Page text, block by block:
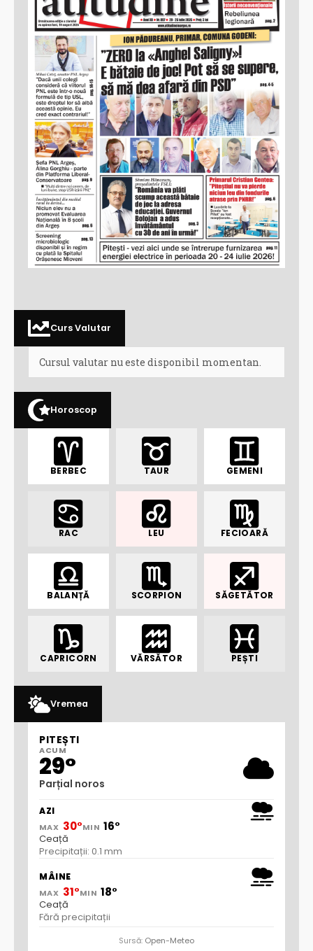
Curs Valutar
Cursul valutar nu este disponibil momentan.
Horoscop
BERBEC TAUR GEMENI
RAC LEU FECIOARĂ
BALANȚĂ SCORPION SĂGETĂTOR
CAPRICORN VĂRSĂTOR PEȘTI
Vremea
PITEȘTI
ACUM
29°
Parțial noros
AZI
MAX 30°MIN 16°
Ceață
Precipitații: 0.1 mm
MÂINE
MAX 31°MIN 18°
Ceață
Fără precipitații
Sursă: Open-Meteo